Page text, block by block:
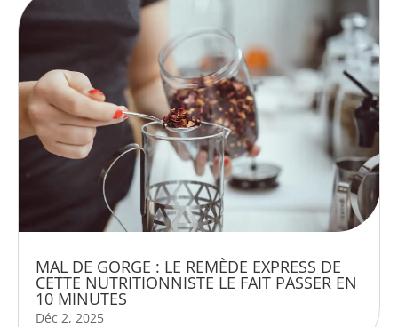
MAL DE GORGE : LE REMÈDE EXPRESS DE
CETTE NUTRITIONNISTE LE FAIT PASSER EN
10 MINUTES
Déc 2, 2025